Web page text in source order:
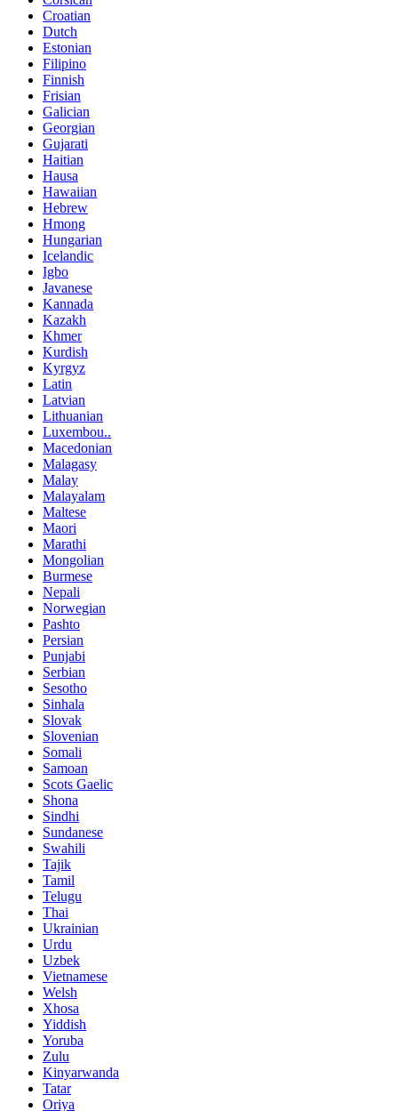
Croatian
Dutch
Estonian
Filipino
Finnish
Frisian
Galician
Georgian
Gujarati
Haitian
Hausa
Hawaiian
Hebrew
Hmong
Hungarian
Icelandic
Igbo
Javanese
Kannada
Kazakh
Khmer
Kurdish
Kyrgyz
Latin
Latvian
Lithuanian
Luxembou..
Macedonian
Malagasy
Malay
Malayalam
Maltese
Maori
Marathi
Mongolian
Burmese
Nepali
Norwegian
Pashto
Persian
Punjabi
Serbian
Sesotho
Sinhala
Slovak
Slovenian
Somali
Samoan
Scots Gaelic
Shona
Sindhi
Sundanese
Swahili
Tajik
Tamil
Telugu
Thai
Ukrainian
Urdu
Uzbek
Vietnamese
Welsh
Xhosa
Yiddish
Yoruba
Zulu
Kinyarwanda
Tatar
Oriya